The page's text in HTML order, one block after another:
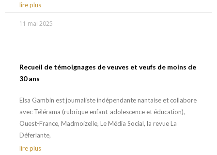
lire plus
11 mai 2025
Recueil de témoignages de veuves et veufs de moins de
30 ans
Elsa Gambin est journaliste indépendante nantaise et collabore
avec Télérama (rubrique enfant-adolescence et éducation),
Ouest-France, Madmoizelle, Le Média Social, la revue La
Déferlante,
lire plus